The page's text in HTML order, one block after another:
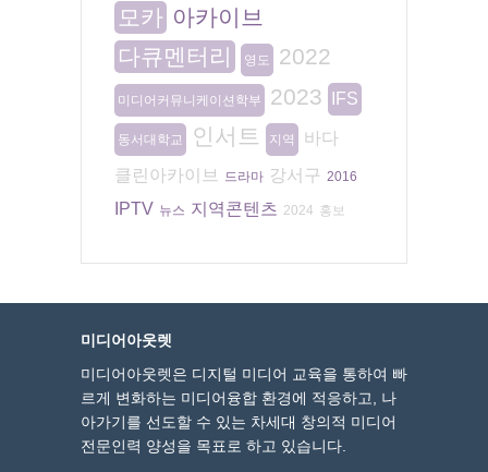
모카 아카이브
다큐멘터리
영도 2022
미디어커뮤니케이션학부 2023 IFS
동서대학교 인서트 지역
바다
클린아카이브
드라마 강서구 2016
IPTV 뉴스 지역콘텐츠 2024 홍보
미디어아웃렛
미디어아웃렛은 디지털 미디어 교육을 통하여 빠
르게 변화하는 미디어융합 환경에 적응하고, 나
아가기를 선도할 수 있는 차세대 창의적 미디어
전문인력 양성을 목표로 하고 있습니다.